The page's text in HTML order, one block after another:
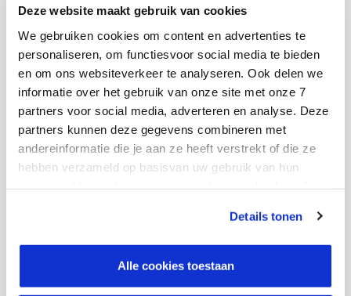
Deze website maakt gebruik van cookies
We gebruiken cookies om content en advertenties te
personaliseren, om functiesvoor social media te bieden
en om ons websiteverkeer te analyseren. Ook delen we
informatie over het gebruik van onze site met onze 7
partners voor social media, adverteren en analyse. Deze
partners kunnen deze gegevens combineren met
andereinformatie die je aan ze heeft verstrekt of die ze
hebben verzameld op basisvan uw gebruik van hun
aanpassen via de CO-knop linksonder. Lees meer over
hoe wij jouw gegevensverwerken in onze privacy- en
Details tonen
Alle cookies toestaan
Succesverhalen van onze
klanten
Productinformatie die je in meerdere systemen moet
opzoeken. En dus ook op meerdere plekken moet
fouten. Is dat jouw situatie? Dan is het knap lastig om
klanten, collega’s, partners of leveranciers snel te
voorzien van de juiste productinformatie. Je bent
gelukkig niet de enige die hier tegenaan loopt. Doe dus